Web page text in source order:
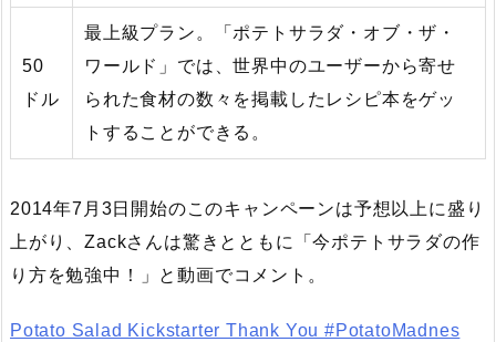
50
ドル
最上級プラン。「ポテトサラダ・オブ・ザ・
ワールド」では、世界中のユーザーから寄せ
られた食材の数々を掲載したレシピ本をゲッ
トすることができる。
2014年7月3日開始のこのキャンペーンは予想以上に盛り
上がり、Zackさんは驚きとともに「今ポテトサラダの作
り方を勉強中！」と動画でコメント。
Potato Salad Kickstarter Thank You #PotatoMadnes